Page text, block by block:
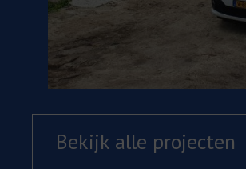
Bekijk alle projecten